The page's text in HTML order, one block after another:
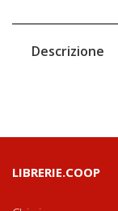
Descrizione
LIBRERIE.COOP